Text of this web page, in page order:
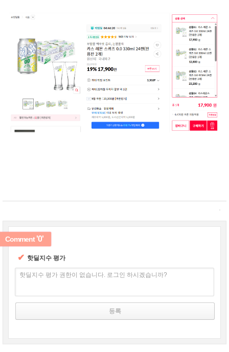
✔ 핫딜지수 평가
핫딜지수 평가 권한이 없습니다. 로그인 하시겠습니까?
Comment'0'